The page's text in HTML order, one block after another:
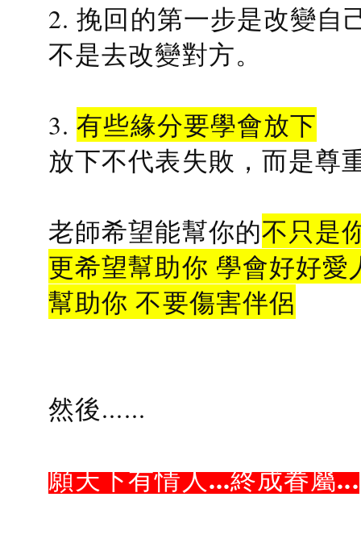
2. 挽回的第一步是改變自
不是去改變對方。
3.有些緣分要學會放下
放下不代表失敗，而是尊
老師希望能幫你的不只是
更希望幫助你 學會好好愛
幫助你 不要傷害伴侶
然後......
願天下有情人...終成眷屬...